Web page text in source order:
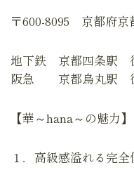
〒600-8095 京都府京
地下鉄 京都四条駅
阪急 京都烏丸駅
【華～hana～の魅力】
１．高級感溢れる完